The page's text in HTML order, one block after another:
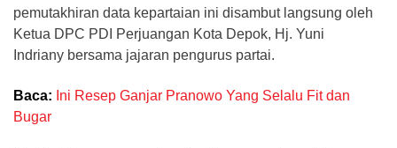
pemutakhiran data kepartaian ini disambut langsung oleh
Ketua DPC PDI Perjuangan Kota Depok, Hj. Yuni
Indriany bersama jajaran pengurus partai.
Baca: Ini Resep Ganjar Pranowo Yang Selalu Fit dan
Bugar